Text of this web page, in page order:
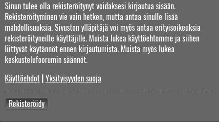
Sinun tulee olla rekisteröitynyt voidaksesi kirjautua sisään.
Rekisteröityminen vie vain hetken, mutta antaa sinulle lisää
mahdollisuuksia. Sivuston ylläpitäjä voi myös antaa erityisoikeuksia
rekisteröityneille käyttäjille. Muista lukea käyttöehtomme ja siihen
liittyvät käytännöt ennen kirjautumista. Muista myös lukea
keskustelufoorumin säännöt.
Käyttöehdot Yksityisyyden suoja
Rekisteröidy